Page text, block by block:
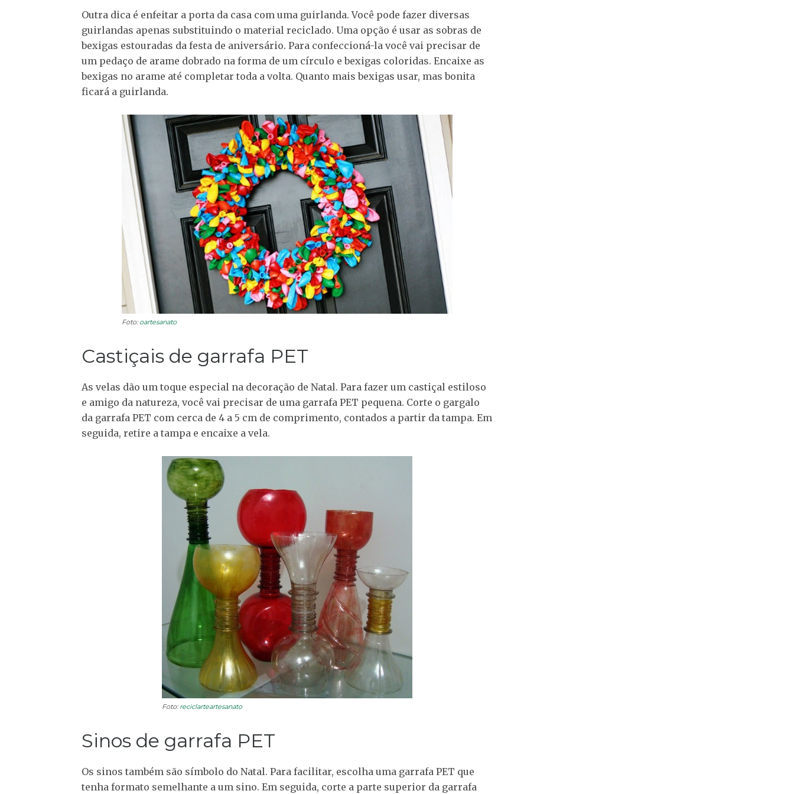
Outra dica é enfeitar a porta da casa com uma guirlanda. Você pode fazer diversas
guirlandas apenas substituindo o material reciclado. Uma opção é usar as sobras de
bexigas estouradas da festa de aniversário. Para confeccioná-la você vai precisar de
um pedaço de arame dobrado na forma de um círculo e bexigas coloridas. Encaixe as
bexigas no arame até completar toda a volta. Quanto mais bexigas usar, mas bonita
ficará a guirlanda.
Foto: oartesanato
Castiçais de garrafa PET
As velas dão um toque especial na decoração de Natal. Para fazer um castiçal estiloso
e amigo da natureza, você vai precisar de uma garrafa PET pequena. Corte o gargalo
da garrafa PET com cerca de 4 a 5 cm de comprimento, contados a partir da tampa. Em
seguida, retire a tampa e encaixe a vela.
Foto: reciclarteartesanato
Sinos de garrafa PET
Os sinos também são símbolo do Natal. Para facilitar, escolha uma garrafa PET que
tenha formato semelhante a um sino. Em seguida, corte a parte superior da garrafa